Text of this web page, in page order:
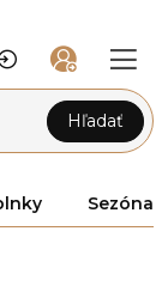
Hľadať
Sezóna